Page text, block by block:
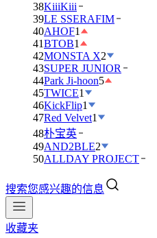
38KiiiKiii
39LE SSERAFIM
40AHOF1
41BTOB1
42MONSTA X2
43SUPER JUNIOR
44Park Ji-hoon5
45TWICE1
46KickFlip1
47Red Velvet1
48朴宝英
49AND2BLE2
50ALLDAY PROJECT
搜索您感兴趣的信息
收藏夹